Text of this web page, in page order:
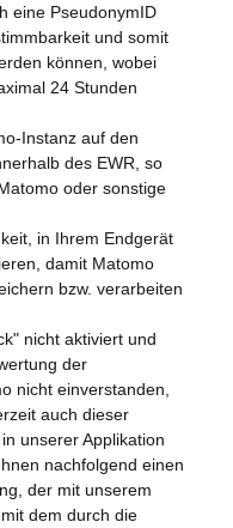
eine PseudonymID
und somit
können, wobei
24 Stunden
Instanz auf den
des EWR, so
oder sonstige
in Ihrem Endgerät
damit Matomo
bzw. verarbeiten
nicht aktiviert und
der
nicht einverstanden,
auch dieser
unserer Applikation
nachfolgend einen
der mit unserem
dem durch die